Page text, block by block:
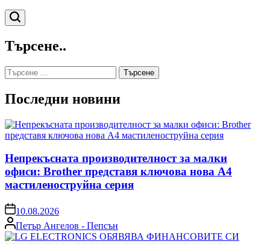
Търсене
Търсене..
Търсене
за:
Последни новини
Непрекъсната производителност за малки
офиси: Brother представя ключова нова A4
мастиленоструйна серия
on 10.08.2026
Posted
by
Петър Ангелов - Пепсън